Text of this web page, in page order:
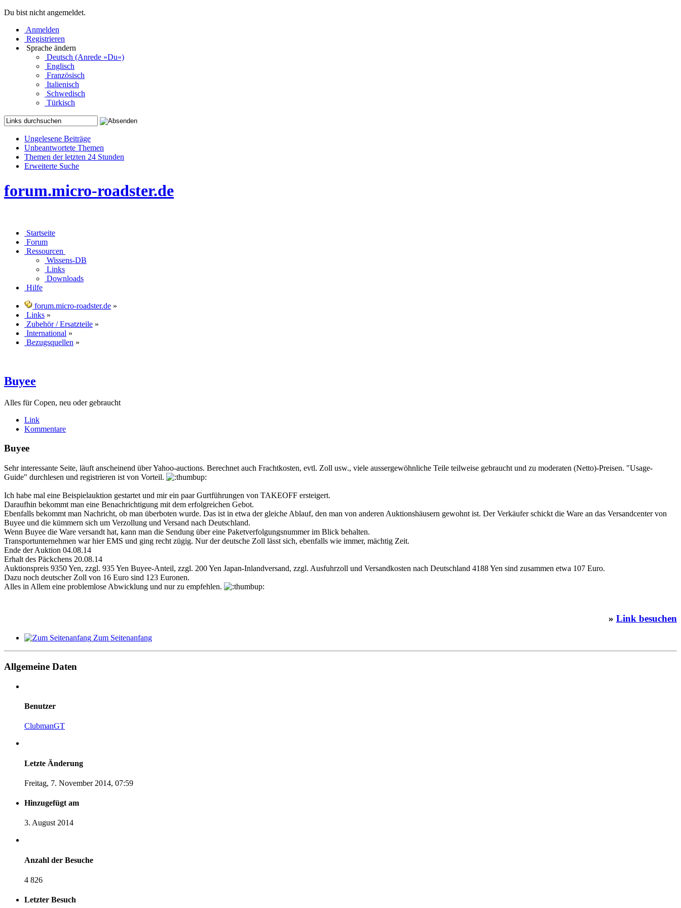
Du bist nicht angemeldet.
Anmelden
Registrieren
Sprache ändern
Deutsch (Anrede »Du«)
Englisch
Französisch
Italienisch
Schwedisch
Türkisch
Ungelesene Beiträge
Unbeantwortete Themen
Themen der letzten 24 Stunden
Erweiterte Suche
forum.micro-roadster.de
Startseite
Forum
Ressourcen
Wissens-DB
Links
Downloads
Hilfe
forum.micro-roadster.de »
Links »
Zubehör / Ersatzteile »
International »
Bezugsquellen »
Buyee
Alles für Copen, neu oder gebraucht
Link
Kommentare
Buyee
Sehr interessante Seite, läuft anscheinend über Yahoo-auctions. Berechnet auch Frachtkosten, evtl. Zoll usw., viele aussergewöhnliche Teile teilweise gebraucht und zu moderaten (Netto)-Preisen. "Usage-
Guide" durchlesen und registrieren ist von Vorteil.
Ich habe mal eine Beispielauktion gestartet und mir ein paar Gurtführungen von TAKEOFF ersteigert.
Daraufhin bekommt man eine Benachrichtigung mit dem erfolgreichen Gebot.
Ebenfalls bekommt man Nachricht, ob man überboten wurde. Das ist in etwa der gleiche Ablauf, den man von anderen Auktionshäusern gewohnt ist. Der Verkäufer schickt die Ware an das Versandcenter von
Buyee und die kümmern sich um Verzollung und Versand nach Deutschland.
Wenn Buyee die Ware versandt hat, kann man die Sendung über eine Paketverfolgungsnummer im Blick behalten.
Transportunternehmen war hier EMS und ging recht zügig. Nur der deutsche Zoll lässt sich, ebenfalls wie immer, mächtig Zeit.
Ende der Auktion 04.08.14
Erhalt des Päckchens 20.08.14
Auktionspreis 9350 Yen, zzgl. 935 Yen Buyee-Anteil, zzgl. 200 Yen Japan-Inlandversand, zzgl. Ausfuhrzoll und Versandkosten nach Deutschland 4188 Yen sind zusammen etwa 107 Euro.
Dazu noch deutscher Zoll von 16 Euro sind 123 Euronen.
Alles in Allem eine problemlose Abwicklung und nur zu empfehlen.
» Link besuchen
Zum Seitenanfang
Allgemeine Daten
Benutzer
ClubmanGT
Letzte Änderung
Freitag, 7. November 2014, 07:59
Hinzugefügt am
3. August 2014
Anzahl der Besuche
4 826
Letzter Besuch